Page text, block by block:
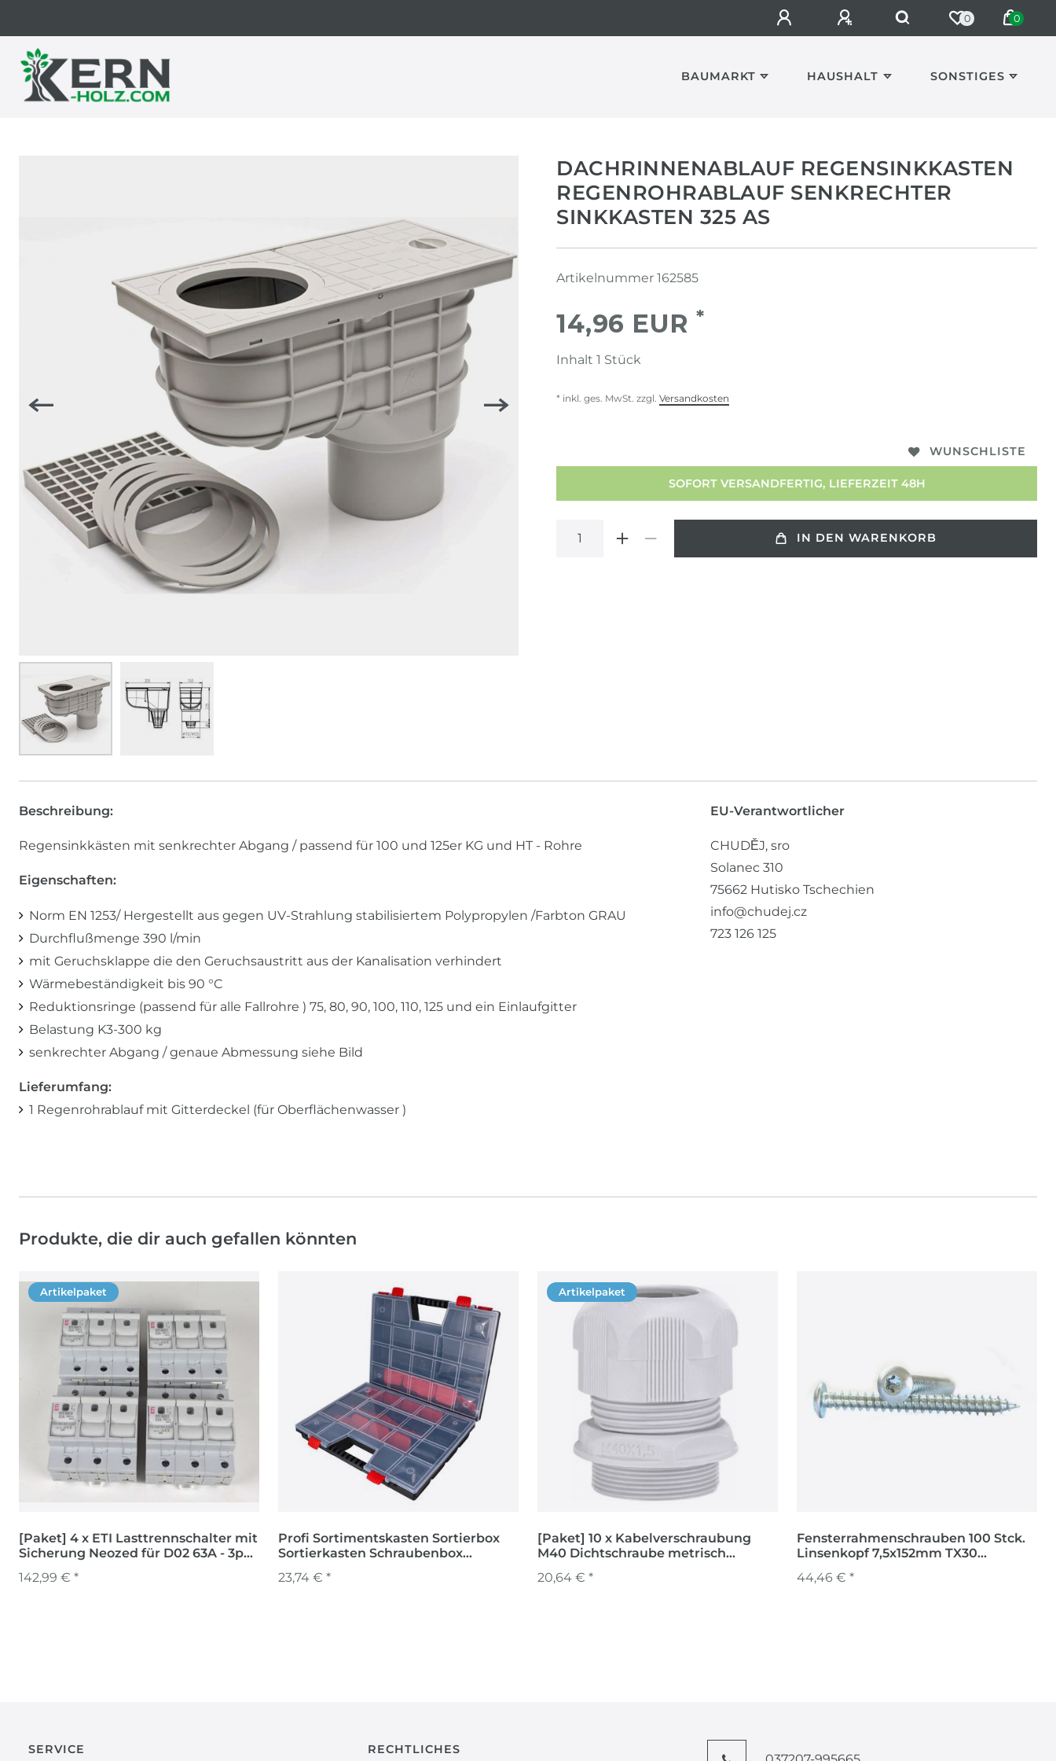
0 0
BAUMARKT HAUSHALT SONSTIGES
DACHRINNENABLAUF REGENSINKKASTEN
REGENROHRABLAUF SENKRECHTER
SINKKASTEN 325 AS
Artikelnummer 162585
14,96 EUR *
Inhalt 1 Stück
* inkl. ges. MwSt. zzgl. Versandkosten
WUNSCHLISTE
SOFORT VERSANDFERTIG, LIEFERZEIT 48H
IN DEN WARENKORB
Beschreibung:
Regensinkkästen mit senkrechter Abgang / passend für 100 und 125er KG und HT - Rohre
Eigenschaften:
Norm EN 1253/ Hergestellt aus gegen UV-Strahlung stabilisiertem Polypropylen /Farbton GRAU
Durchflußmenge 390 l/min
mit Geruchsklappe die den Geruchsaustritt aus der Kanalisation verhindert
Wärmebeständigkeit bis 90 °C
Reduktionsringe (passend für alle Fallrohre ) 75, 80, 90, 100, 110, 125 und ein Einlaufgitter
Belastung K3-300 kg
senkrechter Abgang / genaue Abmessung siehe Bild
Lieferumfang:
1 Regenrohrablauf mit Gitterdeckel (für Oberflächenwasser )
EU-Verantwortlicher
CHUDĚJ, sro
Solanec 310
75662 Hutisko Tschechien
info@chudej.cz
723 126 125
Produkte, die dir auch gefallen könnten
Artikelpaket
[Paket] 4 x ETI Lasttrennschalter mit
Sicherung Neozed für D02 63A - 3pol.
142,99 € *
Profi Sortimentskasten Sortierbox
Sortierkasten Schraubenbox
23,74 € *
Artikelpaket
[Paket] 10 x Kabelverschraubung
M40 Dichtschraube metrisch
20,64 € *
Fensterrahmenschrauben 100 Stck.
Linsenkopf 7,5x152mm TX30
44,46 € *
SERVICE RECHTLICHES